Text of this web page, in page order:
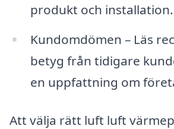
produkt och installation.
Kundomdömen – Läs
betyg från tidigare
en uppfattning om
Att välja rätt luft luft